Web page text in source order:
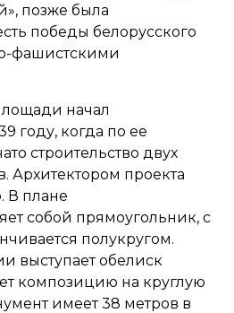
позже была
победы белорусского
фашистскими
начал
году, когда по ее
строительство двух
Архитектором проекта
В плане
собой прямоугольник, с
полукругом.
выступает обелиск
композицию на круглую
имеет 38 метров в